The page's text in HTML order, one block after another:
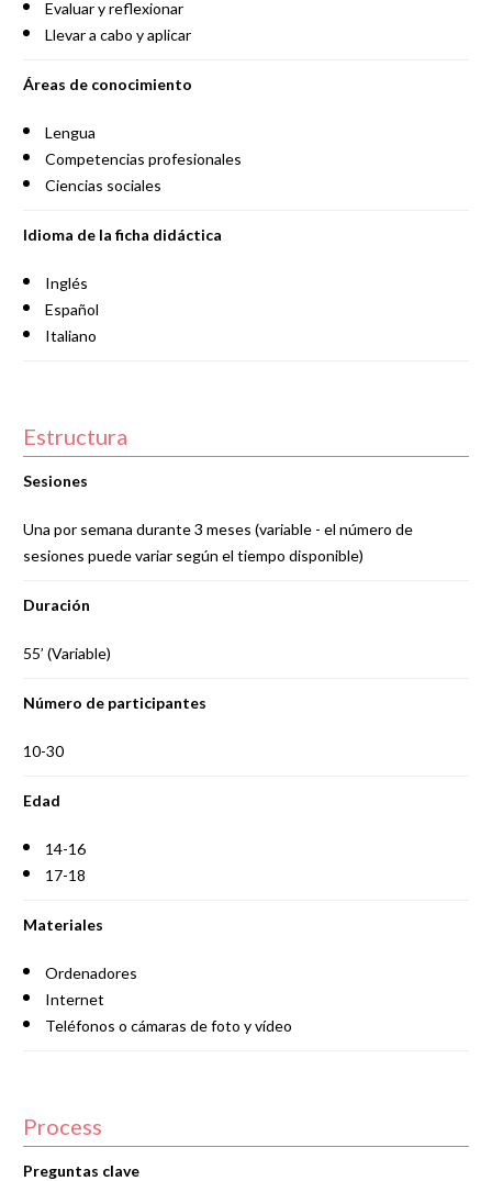
Evaluar y reflexionar
Llevar a cabo y aplicar
Áreas de conocimiento
Lengua
Competencias profesionales
Ciencias sociales
Idioma de la ficha didáctica
Inglés
Español
Italiano
Estructura
Sesiones
Una por semana durante 3 meses (variable - el número de
sesiones puede variar según el tiempo disponible)
Duración
55’ (Variable)
Número de participantes
10-30
Edad
14-16
17-18
Materiales
Ordenadores
Internet
Teléfonos o cámaras de foto y vídeo
Process
Preguntas clave